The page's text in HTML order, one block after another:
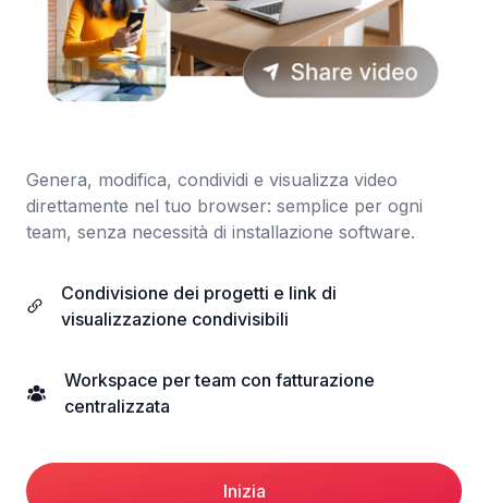
Genera, modifica, condividi e visualizza video
direttamente nel tuo browser: semplice per ogni
team, senza necessità di installazione software.
Condivisione dei progetti e link di
visualizzazione condivisibili
Workspace per team con fatturazione
centralizzata
Inizia